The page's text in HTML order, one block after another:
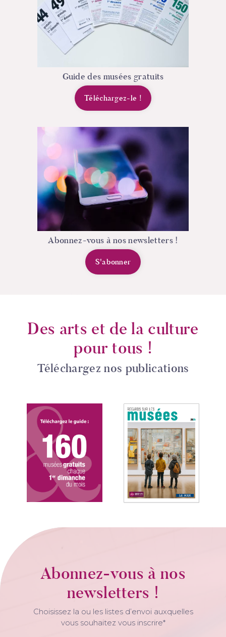
Guide des musées gratuits
Téléchargez-le !
Abonnez-vous à nos newsletters !
S'abonner
Des arts et de la culture
pour tous !
Téléchargez nos publications
Abonnez-vous à nos
newsletters !
Choisissez la ou les listes d’envoi auxquelles
vous souhaitez vous inscrire*